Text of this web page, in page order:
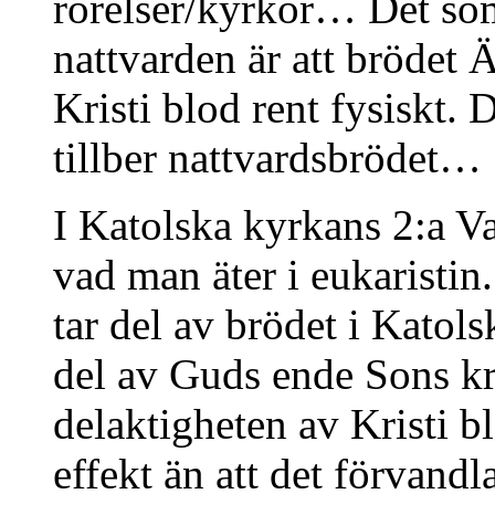
nattvarden är att brödet
Kristi blod rent fysiskt.
tillber nattvardsbrödet…
I Katolska kyrkans 2:a
vad man äter i
tar del av brödet i
del av Guds ende Sons
delaktigheten av Kristi
effekt än att det